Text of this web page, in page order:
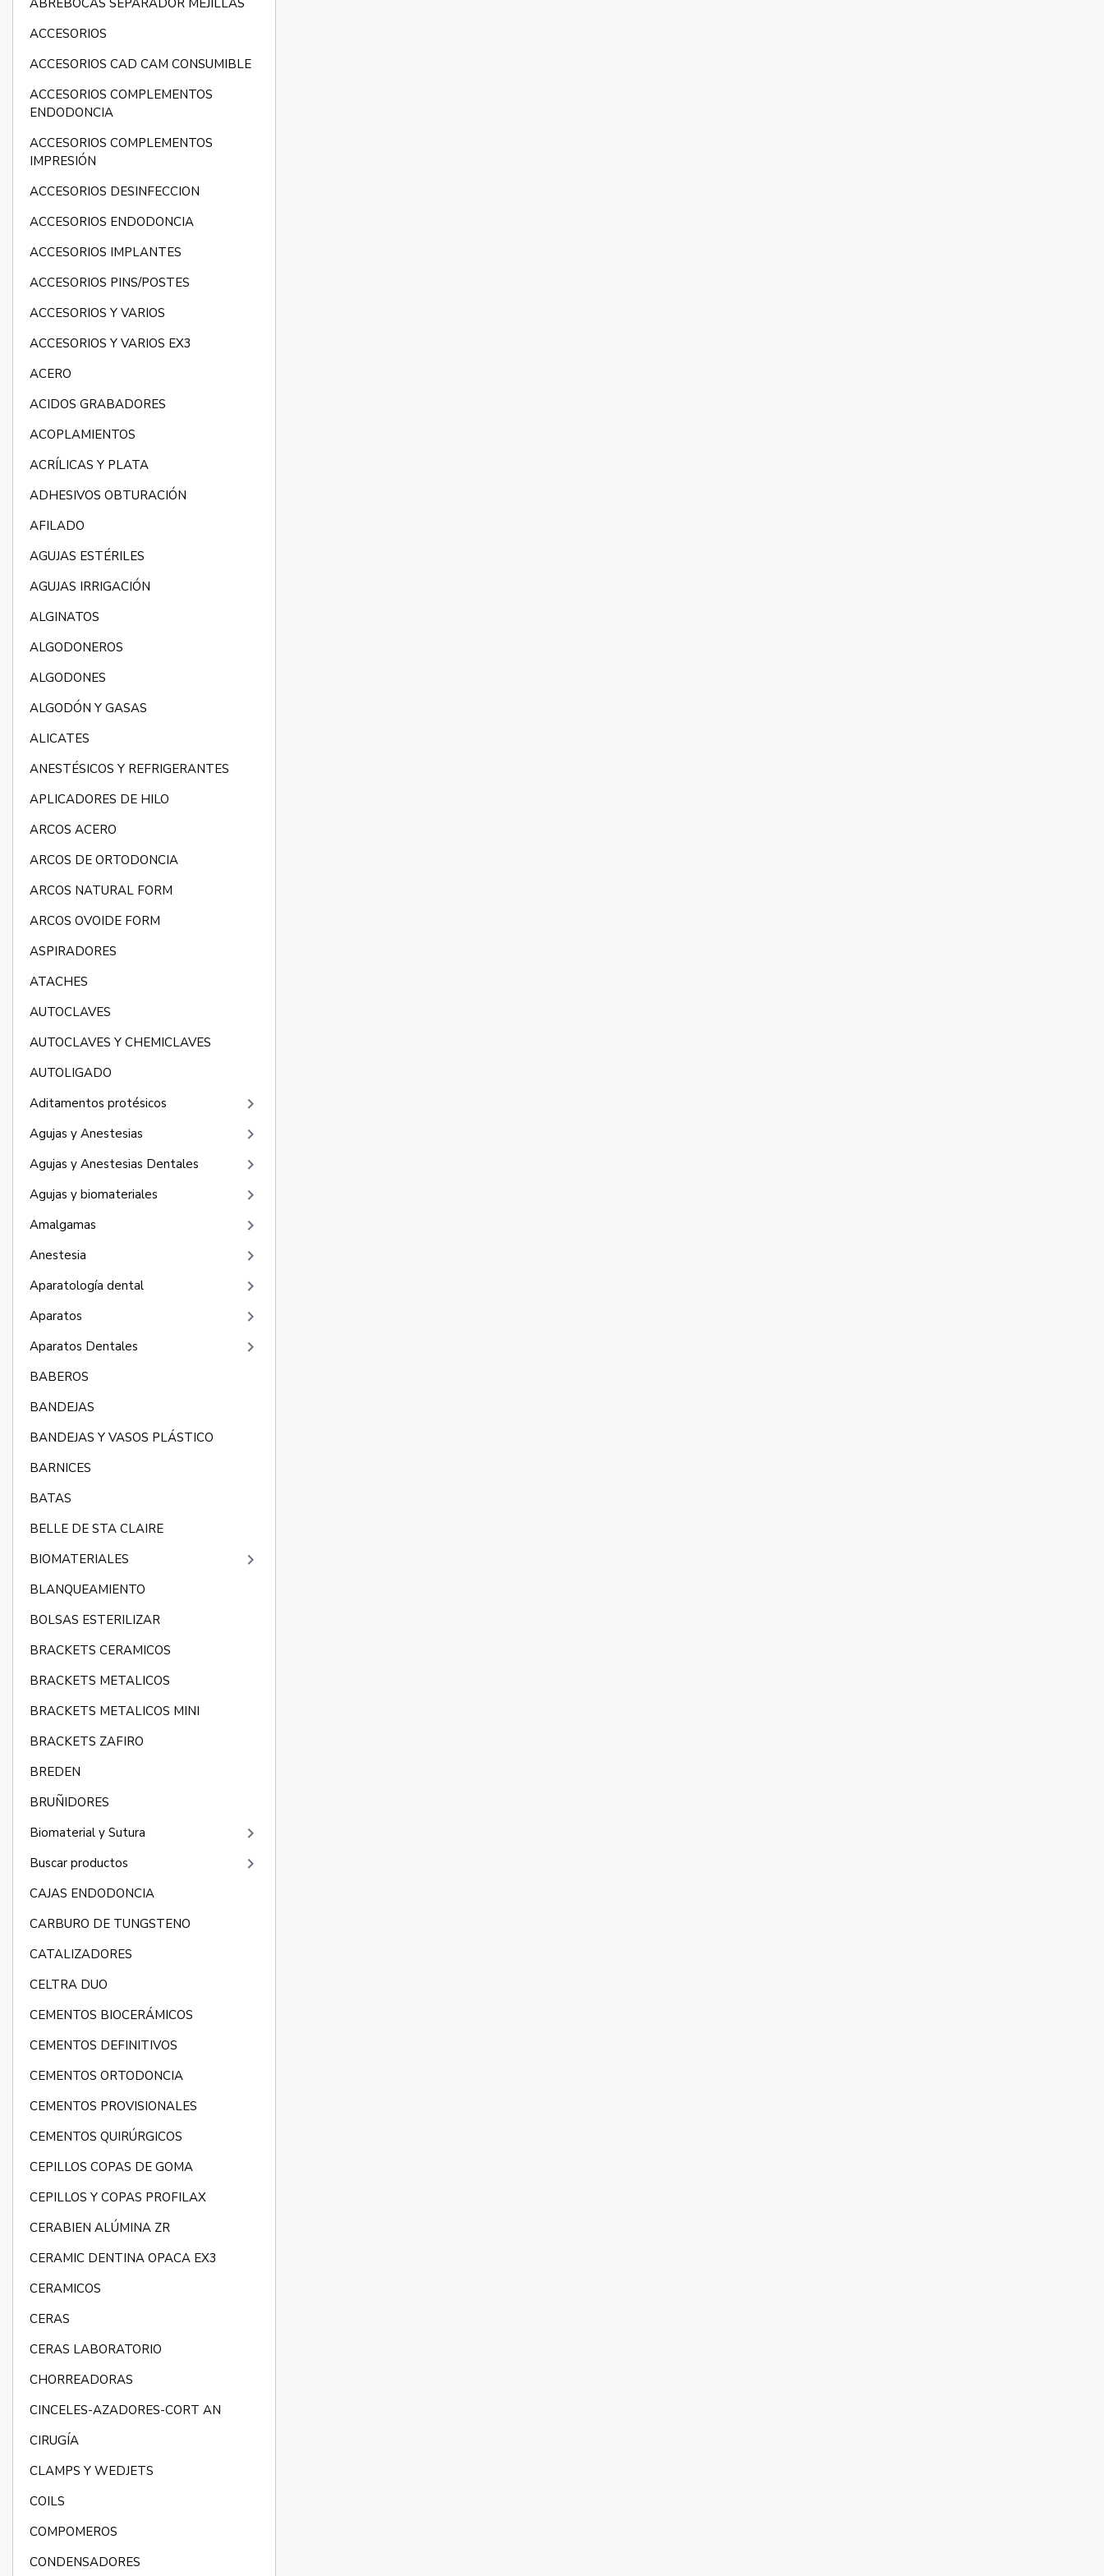
ABREBOCAS SEPARADOR MEJILLAS
ACCESORIOS
ACCESORIOS CAD CAM CONSUMIBLE
ACCESORIOS COMPLEMENTOS
ENDODONCIA
ACCESORIOS COMPLEMENTOS
IMPRESIÓN
ACCESORIOS DESINFECCION
ACCESORIOS ENDODONCIA
ACCESORIOS IMPLANTES
ACCESORIOS PINS/POSTES
ACCESORIOS Y VARIOS
ACCESORIOS Y VARIOS EX3
ACERO
ACIDOS GRABADORES
ACOPLAMIENTOS
ACRÍLICAS Y PLATA
ADHESIVOS OBTURACIÓN
AFILADO
AGUJAS ESTÉRILES
AGUJAS IRRIGACIÓN
ALGINATOS
ALGODONEROS
ALGODONES
ALGODÓN Y GASAS
ALICATES
ANESTÉSICOS Y REFRIGERANTES
APLICADORES DE HILO
ARCOS ACERO
ARCOS DE ORTODONCIA
ARCOS NATURAL FORM
ARCOS OVOIDE FORM
ASPIRADORES
ATACHES
AUTOCLAVES
AUTOCLAVES Y CHEMICLAVES
AUTOLIGADO
Aditamentos protésicos
keyboard_arrow_right
Agujas y Anestesias keyboard_arrow_right
Agujas y Anestesias Dentales keyboard_arrow_right
Agujas y biomateriales keyboard_arrow_right
Amalgamas keyboard_arrow_right
Anestesia keyboard_arrow_right
Aparatología dental keyboard_arrow_right
Aparatos keyboard_arrow_right
Aparatos Dentales keyboard_arrow_right
BABEROS
BANDEJAS
BANDEJAS Y VASOS PLÁSTICO
BARNICES
BATAS
BELLE DE STA CLAIRE
BIOMATERIALES
keyboard_arrow_right
BLANQUEAMIENTO
BOLSAS ESTERILIZAR
BRACKETS CERAMICOS
BRACKETS METALICOS
BRACKETS METALICOS MINI
BRACKETS ZAFIRO
BREDEN
BRUÑIDORES
Biomaterial y Sutura
keyboard_arrow_right
Buscar productos keyboard_arrow_right
CAJAS ENDODONCIA
CARBURO DE TUNGSTENO
CATALIZADORES
CELTRA DUO
CEMENTOS BIOCERÁMICOS
CEMENTOS DEFINITIVOS
CEMENTOS ORTODONCIA
CEMENTOS PROVISIONALES
CEMENTOS QUIRÚRGICOS
CEPILLOS COPAS DE GOMA
CEPILLOS Y COPAS PROFILAX
CERABIEN ALÚMINA ZR
CERAMIC DENTINA OPACA EX3
CERAMICOS
CERAS
CERAS LABORATORIO
CHORREADORAS
CINCELES-AZADORES-CORT AN
CIRUGÍA
CLAMPS Y WEDJETS
COILS
COMPOMEROS
CONDENSADORES